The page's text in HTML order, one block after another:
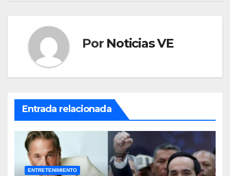
Por Noticias VE
Entrada relacionada
ENTRETENIMIENTO